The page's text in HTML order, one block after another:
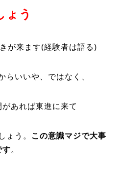
ょう
が来ます(経験者は語る)
らいいや、ではなく、
あれば東進に来て
ょう。 この意識マジで大事
す。